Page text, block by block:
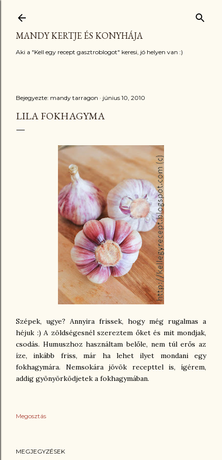
MANDY KERTJE ÉS KONYHÁJA
Aki a "Kell egy recept gasztroblogot" keresi, jó helyen van :)
Bejegyezte: mandy tarragon június 10, 2010
LILA FOKHAGYMA
Szépek, ugye? Annyira frissek, hogy még rugalmas a
héjuk :) A zöldségesnél szereztem őket és mit mondjak,
csodás. Humuszhoz használtam belőle, nem túl erős az
íze, inkább friss, már ha lehet ilyet mondani egy
fokhagymára. Nemsokára jövök recepttel is, ígérem,
addig gyönyörködjetek a fokhagymában.
Megosztás
MEGJEGYZÉSEK